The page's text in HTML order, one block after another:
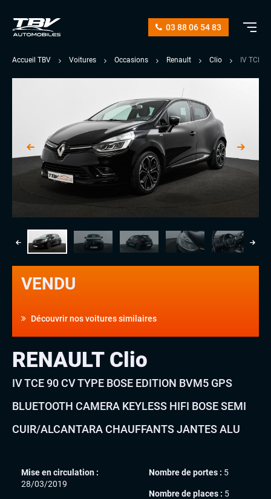
03 88 06 54 83
Accueil TBV Voitures Occasions Renault Clio IV TCE
VENDU
Découvrir nos voitures similaires
RENAULT Clio
IV TCE 90 CV TYPE BOSE EDITION BVM5 GPS
BLUETOOTH CAMERA KEYLESS HIFI BOSE SEMI
CUIR/ALCANTARA CHAUFFANTS JANTES ALU
Mise en circulation :
28/03/2019
Nombre de portes : 5
Nombre de places : 5